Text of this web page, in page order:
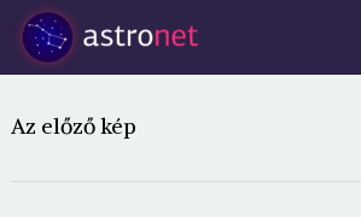
Az előző kép